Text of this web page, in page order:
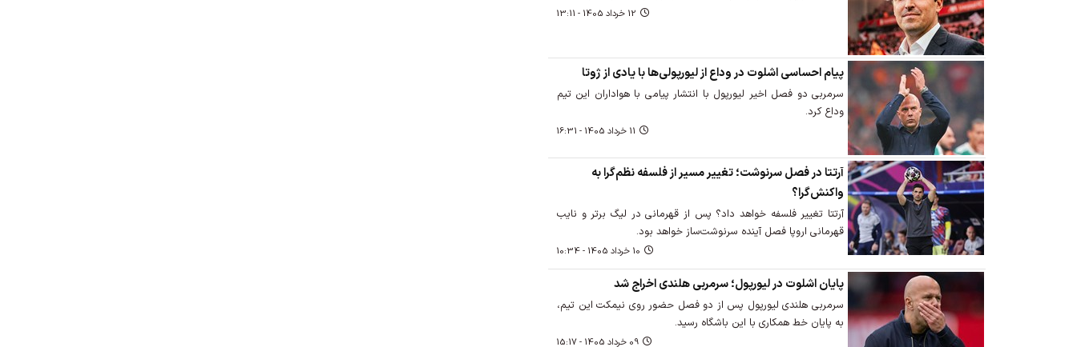
12 خرداد 1405 - 13:11
پیام احساسی اشلوت در وداع از لیورپولی‌ها با یادی از ژوتا
سرمربی دو فصل اخیر لیورپول با انتشار پیامی با هواداران این تیم
وداع کرد.
11 خرداد 1405 - 16:31
آرتتا در فصل سرنوشت؛ تغییر مسیر از فلسفه نظم‌گرا به
واکنش‌گرا؟
آرتتا تغییر فلسفه خواهد داد؟ پس از قهرمانی در لیگ برتر و نایب
قهرمانی اروپا فصل آینده سرنوشت‌ساز خواهد بود.
10 خرداد 1405 - 10:34
پایان اشلوت در لیورپول؛ سرمربی هلندی اخراج شد
سرمربی هلندی لیورپول پس از دو فصل حضور روی نیمکت این تیم،
به پایان خط همکاری با این باشگاه رسید.
09 خرداد 1405 - 15:17